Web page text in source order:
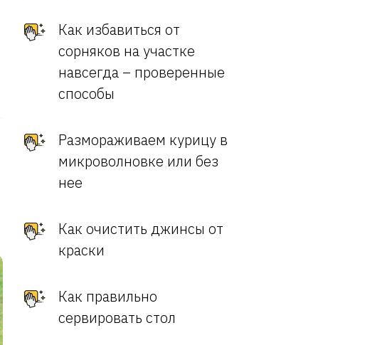
Как избавиться от
сорняков на участке
навсегда – проверенные
способы
Размораживаем курицу в
микроволновке или без
нее
Как очистить джинсы от
краски
Как правильно
сервировать стол